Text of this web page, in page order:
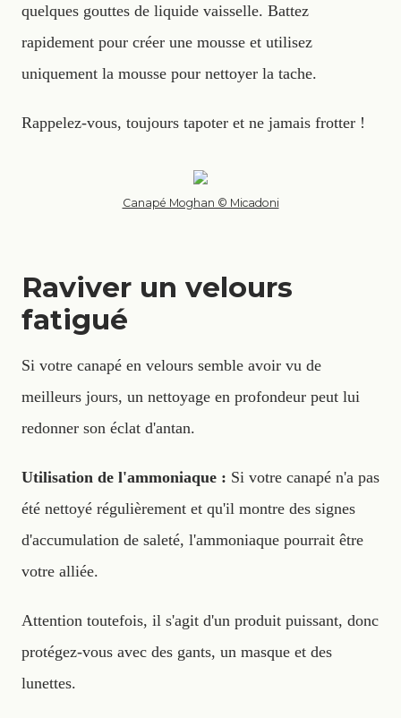
quelques gouttes de liquide vaisselle. Battez
rapidement pour créer une mousse et utilisez
uniquement la mousse pour nettoyer la tache.
Rappelez-vous, toujours tapoter et ne jamais frotter !
Canapé Moghan © Micadoni
Raviver un velours
fatigué
Si votre canapé en velours semble avoir vu de
meilleurs jours, un nettoyage en profondeur peut lui
redonner son éclat d'antan.
Utilisation de l'ammoniaque : Si votre canapé n'a pas
été nettoyé régulièrement et qu'il montre des signes
d'accumulation de saleté, l'ammoniaque pourrait être
votre alliée.
Attention toutefois, il s'agit d'un produit puissant, donc
protégez-vous avec des gants, un masque et des
lunettes.